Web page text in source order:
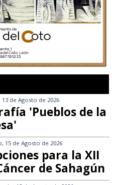
13 de Agosto de 2026
'Pueblos de la
15 de Agosto de 2026
para la XII
de Sahagún